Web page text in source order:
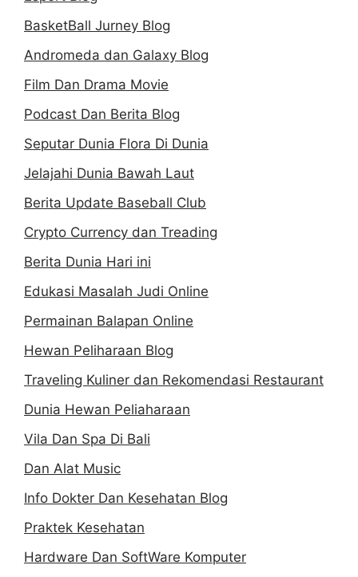
BasketBall Jurney Blog
Andromeda dan Galaxy Blog
Film Dan Drama Movie
Podcast Dan Berita Blog
Seputar Dunia Flora Di Dunia
Jelajahi Dunia Bawah Laut
Berita Update Baseball Club
Crypto Currency dan Treading
Berita Dunia Hari ini
Edukasi Masalah Judi Online
Permainan Balapan Online
Hewan Peliharaan Blog
Traveling Kuliner dan Rekomendasi Restaurant
Dunia Hewan Peliaharaan
Vila Dan Spa Di Bali
Dan Alat Music
Info Dokter Dan Kesehatan Blog
Praktek Kesehatan
Hardware Dan SoftWare Komputer